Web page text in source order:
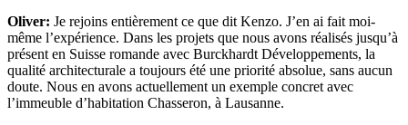
Oliver: Je rejoins entièrement ce que dit Kenzo. J’en ai fait moi-
même l’expérience. Dans les projets que nous avons réalisés jusqu’à
présent en Suisse romande avec Burckhardt Développements, la
qualité architecturale a toujours été une priorité absolue, sans aucun
doute. Nous en avons actuellement un exemple concret avec
l’immeuble d’habitation Chasseron, à Lausanne.